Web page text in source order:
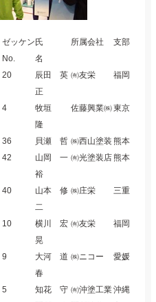
ゼッケン
No.
氏
名
所属会社 支部
20
辰田 英
正
㈲友栄 福岡
4
牧垣
隆
佐藤興業㈱東京
36 貝瀬 哲 ㈱西山塗装 熊本
42
山岡 一
裕
㈲光塗装店熊本
40
山本 修
二
㈱庄栄 三重
10
横川 宏
晃
㈲友栄 福岡
9
大河 道
春
㈱ニコー 愛媛
5 知花 守 ㈲沖塗工業沖縄